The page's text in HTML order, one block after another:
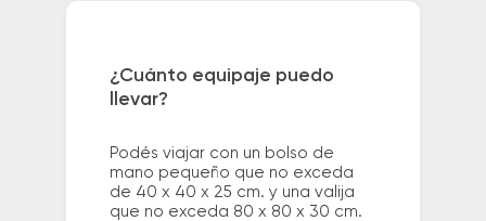
¿Cuánto equipaje puedo
llevar?
Podés viajar con un bolso de
mano pequeño que no exceda
de 40 x 40 x 25 cm. y una valija
que no exceda 80 x 80 x 30 cm.